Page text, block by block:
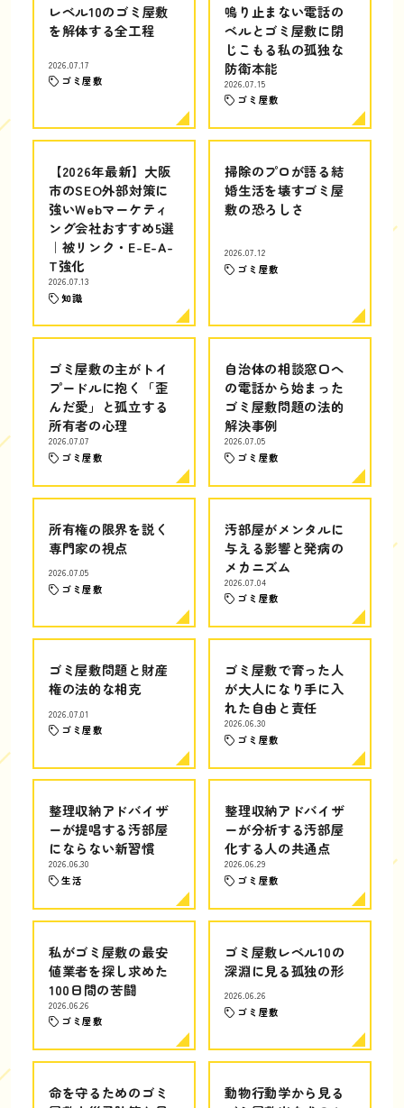
レベル10のゴミ屋敷
を解体する全工程
2026.07.17
ゴミ屋敷
鳴り止まない電話の
ベルとゴミ屋敷に閉
じこもる私の孤独な
防衛本能
2026.07.15
ゴミ屋敷
【2026年最新】大阪
市のSEO外部対策に
強いWebマーケティ
ング会社おすすめ5選
｜被リンク・E-E-A-
T強化
2026.07.13
知識
掃除のプロが語る結
婚生活を壊すゴミ屋
敷の恐ろしさ
2026.07.12
ゴミ屋敷
ゴミ屋敷の主がトイ
プードルに抱く「歪
んだ愛」と孤立する
所有者の心理
2026.07.07
ゴミ屋敷
自治体の相談窓口へ
の電話から始まった
ゴミ屋敷問題の法的
解決事例
2026.07.05
ゴミ屋敷
所有権の限界を説く
専門家の視点
2026.07.05
ゴミ屋敷
汚部屋がメンタルに
与える影響と発病の
メカニズム
2026.07.04
ゴミ屋敷
ゴミ屋敷問題と財産
権の法的な相克
2026.07.01
ゴミ屋敷
ゴミ屋敷で育った人
が大人になり手に入
れた自由と責任
2026.06.30
ゴミ屋敷
整理収納アドバイザ
ーが提唱する汚部屋
にならない新習慣
2026.06.30
生活
整理収納アドバイザ
ーが分析する汚部屋
化する人の共通点
2026.06.29
ゴミ屋敷
私がゴミ屋敷の最安
値業者を探し求めた
100日間の苦闘
2026.06.26
ゴミ屋敷
ゴミ屋敷レベル10の
深淵に見る孤独の形
2026.06.26
ゴミ屋敷
命を守るためのゴミ
動物行動学から見る